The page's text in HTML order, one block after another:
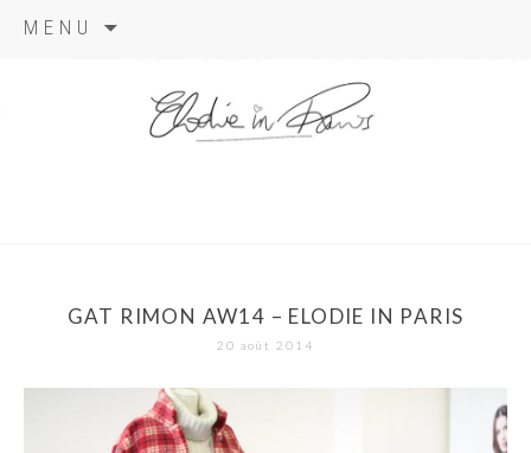
MENU
GAT RIMON AW14 – ELODIE IN PARIS
20 août 2014